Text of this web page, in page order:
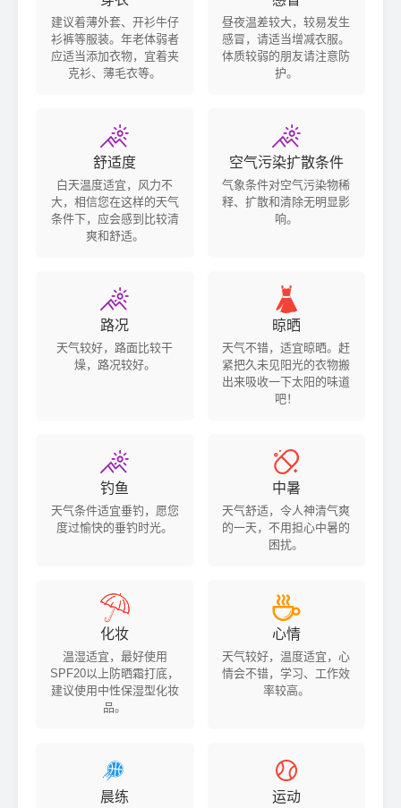
建议着薄外套、开衫牛仔
衫裤等服装。年老体弱者
应适当添加衣物，宜着夹
克衫、薄毛衣等。
昼夜温差较大，较易发生
感冒，请适当增减衣服。
体质较弱的朋友请注意防
护。

舒适度
白天温度适宜，风力不
大，相信您在这样的天气
条件下，应会感到比较清
爽和舒适。

空气污染扩散条件
气象条件对空气污染物稀
释、扩散和清除无明显影
响。

路况
天气较好，路面比较干
燥，路况较好。

晾晒
天气不错，适宜晾晒。赶
紧把久未见阳光的衣物搬
出来吸收一下太阳的味道
吧！

钓鱼
天气条件适宜垂钓，愿您
度过愉快的垂钓时光。

中暑
天气舒适，令人神清气爽
的一天，不用担心中暑的
困扰。

化妆
温湿适宜，最好使用
SPF20以上防晒霜打底，
建议使用中性保湿型化妆
品。

心情
天气较好，温度适宜，心
情会不错，学习、工作效
率较高。

晨练

运动